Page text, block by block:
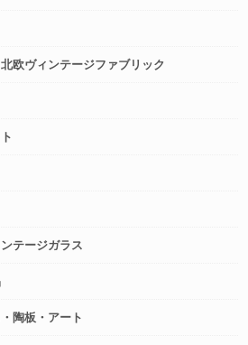
欧ヴィンテージファブリック
テージガラス
陶板・アート